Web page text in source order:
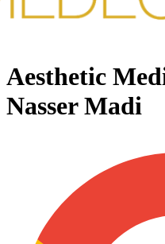
Aesthetic
Nasser Madi